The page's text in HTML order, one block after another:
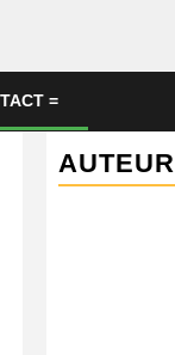
=
AUTEUR